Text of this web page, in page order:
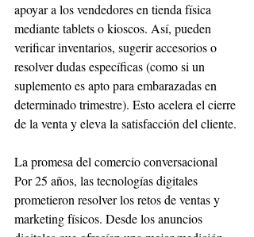
apoyar a los vendedores en tienda física
mediante tablets o kioscos. Así, pueden
verificar inventarios, sugerir accesorios o
resolver dudas específicas (como si un
suplemento es apto para embarazadas en
determinado trimestre). Esto acelera el cierre
de la venta y eleva la satisfacción del cliente.
La promesa del comercio conversacional
Por 25 años, las tecnologías digitales
prometieron resolver los retos de ventas y
marketing físicos. Desde los anuncios